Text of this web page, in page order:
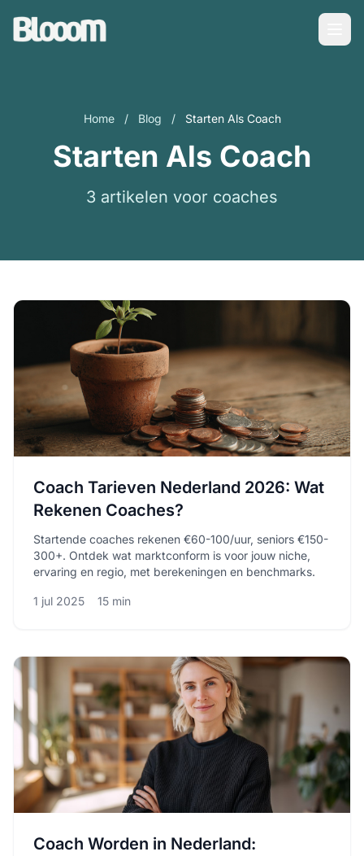
Home / Blog / Starten Als Coach
Starten Als Coach
3 artikelen voor coaches
Coach Tarieven Nederland 2026: Wat
Rekenen Coaches?
Startende coaches rekenen €60-100/uur, seniors €150-
300+. Ontdek wat marktconform is voor jouw niche,
ervaring en regio, met berekeningen en benchmarks.
1 jul 2025 15 min
Coach Worden in Nederland: